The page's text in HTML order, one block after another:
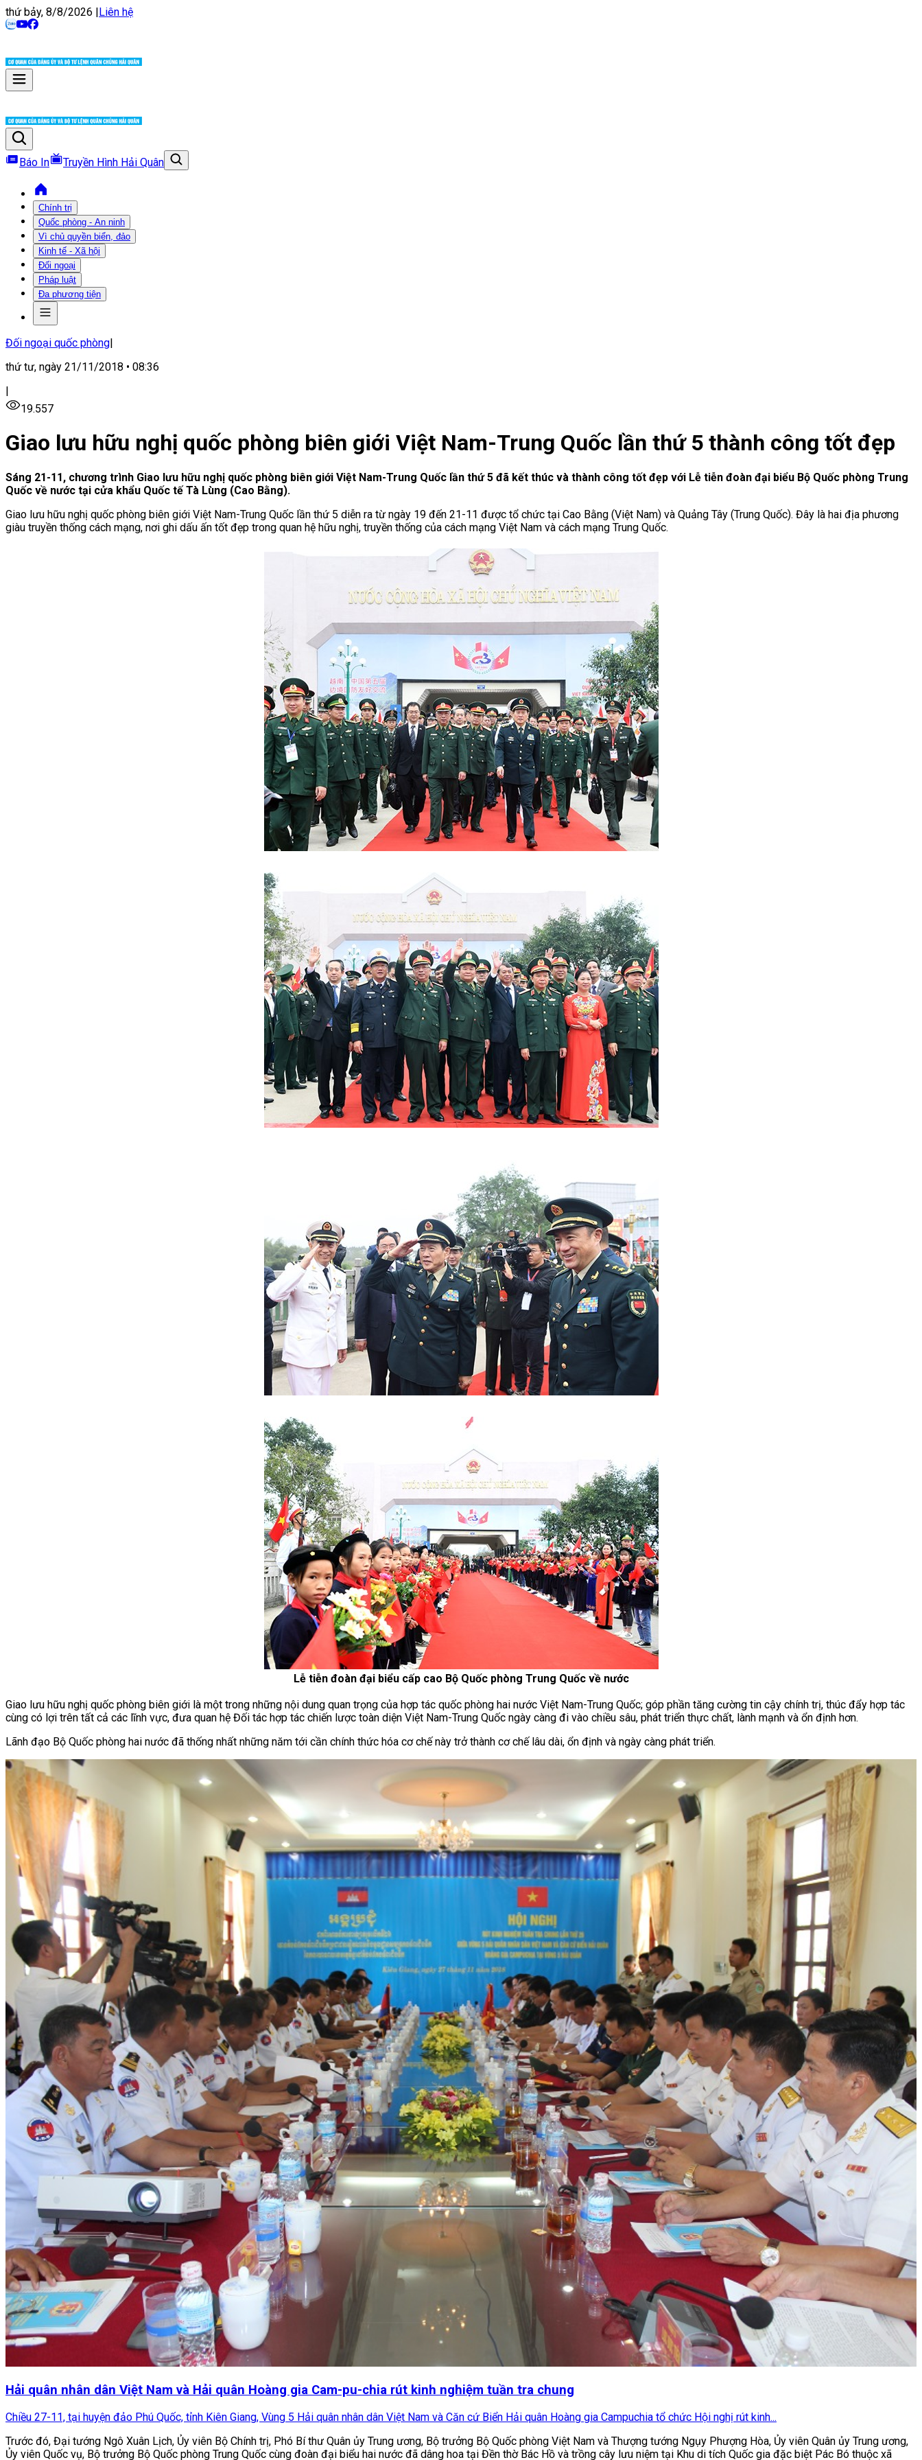
thứ bảy, 8/8/2026 |Liên hệ
Báo In Truyền Hình Hải Quân
Chính trị
Quốc phòng - An ninh
Vì chủ quyền biển, đảo
Kinh tế - Xã hội
Đối ngoại
Pháp luật
Đa phương tiện
Đối ngoại quốc phòng|
thứ tư, ngày 21/11/2018 • 08:36
|
19.557
Giao lưu hữu nghị quốc phòng biên giới Việt Nam-Trung Quốc lần thứ 5 thành công tốt đẹp
Sáng 21-11, chương trình Giao lưu hữu nghị quốc phòng biên giới Việt Nam-Trung Quốc lần thứ 5 đã kết thúc và thành công tốt đẹp với Lễ tiễn đoàn đại biểu Bộ Quốc phòng Trung
Quốc về nước tại cửa khẩu Quốc tế Tà Lùng (Cao Bằng).
Giao lưu hữu nghị quốc phòng biên giới Việt Nam-Trung Quốc lần thứ 5 diễn ra từ ngày 19 đến 21-11 được tổ chức tại Cao Bằng (Việt Nam) và Quảng Tây (Trung Quốc). Đây là hai địa phương
giàu truyền thống cách mạng, nơi ghi dấu ấn tốt đẹp trong quan hệ hữu nghị, truyền thống của cách mạng Việt Nam và cách mạng Trung Quốc.
Lễ tiễn đoàn đại biểu cấp cao Bộ Quốc phòng Trung Quốc về nước
Giao lưu hữu nghị quốc phòng biên giới là một trong những nội dung quan trọng của hợp tác quốc phòng hai nước Việt Nam-Trung Quốc; góp phần tăng cường tin cậy chính trị, thúc đẩy hợp tác
cùng có lợi trên tất cả các lĩnh vực, đưa quan hệ Đối tác hợp tác chiến lược toàn diện Việt Nam-Trung Quốc ngày càng đi vào chiều sâu, phát triển thực chất, lành mạnh và ổn định hơn.
Lãnh đạo Bộ Quốc phòng hai nước đã thống nhất những năm tới cần chính thức hóa cơ chế này trở thành cơ chế lâu dài, ổn định và ngày càng phát triển.
Hải quân nhân dân Việt Nam và Hải quân Hoàng gia Cam-pu-chia rút kinh nghiệm tuần tra chung
Chiều 27-11, tại huyện đảo Phú Quốc, tỉnh Kiên Giang, Vùng 5 Hải quân nhân dân Việt Nam và Căn cứ Biển Hải quân Hoàng gia Campuchia tổ chức Hội nghị rút kinh...
Trước đó, Đại tướng Ngô Xuân Lịch, Ủy viên Bộ Chính trị, Phó Bí thư Quân ủy Trung ương, Bộ trưởng Bộ Quốc phòng Việt Nam và Thượng tướng Ngụy Phượng Hòa, Ủy viên Quân ủy Trung ương,
Ủy viên Quốc vụ, Bộ trưởng Bộ Quốc phòng Trung Quốc cùng đoàn đại biểu hai nước đã dâng hoa tại Đền thờ Bác Hồ và trồng cây lưu niệm tại Khu di tích Quốc gia đặc biệt Pác Bó thuộc xã